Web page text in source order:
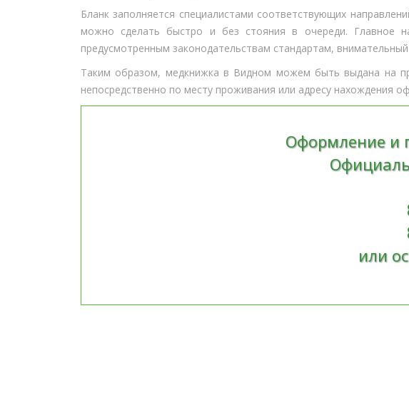
Бланк заполняется специалистами соответствующих
можно сделать быстро и без стояния в очереди. Главное
предусмотренным законодательствам стандартам,
Таким образом, медкнижка в Видном можем быть выдана на
непосредственно по месту проживания или адресу нахождения
Оформление и
или